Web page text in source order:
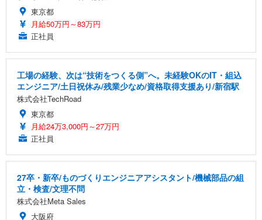
東京都
月給50万円～83万円
正社員
工場の経験、次は“技術をつくる側”へ。未経験OKのIT・組込
エンジニア/土日祝休み/残業少なめ/資格取得支援あり/新宿駅
株式会社TechRoad
東京都
月給24万3,000円～27万円
正社員
27卒・新卒/ものづくりエンジニアアシスタント/機械部品の組
立・検査/文理不問
株式会社Meta Sales
大阪府